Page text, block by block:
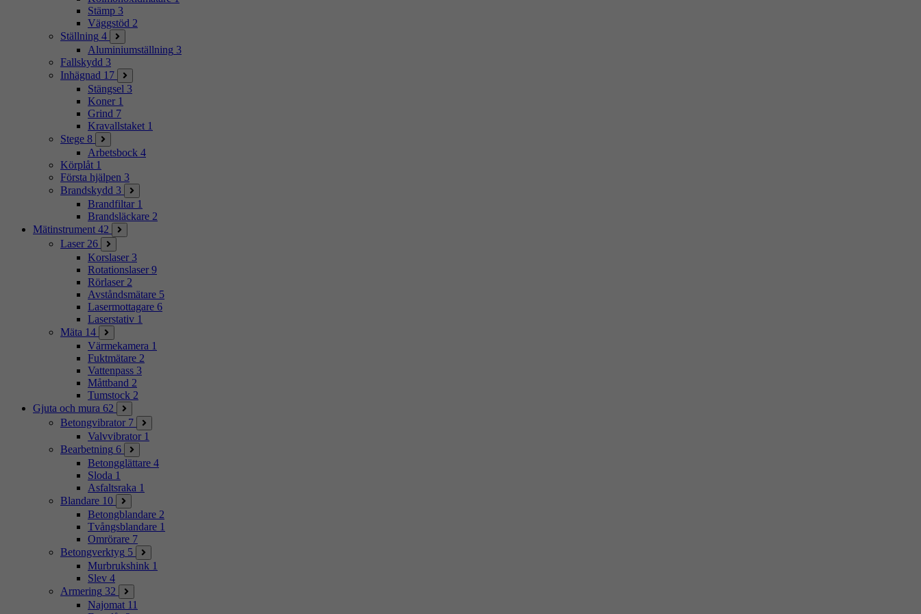
Stämp 3
Väggstöd 2
Ställning 4
Aluminiumställning 3
Fallskydd 3
Inhägnad 17
Stängsel 3
Koner 1
Grind 7
Kravallstaket 1
Stege 8
Arbetsbock 4
Körplåt 1
Första hjälpen 3
Brandskydd 3
Brandfiltar 1
Brandsläckare 2
Mätinstrument 42
Laser 26
Korslaser 3
Rotationslaser 9
Rörlaser 2
Avståndsmätare 5
Lasermottagare 6
Laserstativ 1
Mäta 14
Värmekamera 1
Fuktmätare 2
Vattenpass 3
Måttband 2
Tumstock 2
Gjuta och mura 62
Betongvibrator 7
Valvvibrator 1
Bearbetning 6
Betongglättare 4
Sloda 1
Asfaltsraka 1
Blandare 10
Betongblandare 2
Tvångsblandare 1
Omrörare 7
Betongverktyg 5
Murbrukshink 1
Slev 4
Armering 32
Najomat 11